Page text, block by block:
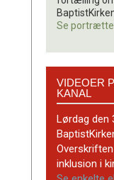
Se
BaptistKirkens
YouTube-
kanal
VIDEOER
KANAL
Lørdag den
inklusion i